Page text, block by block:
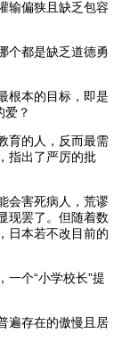
输偏狭且缺乏包容
个都是缺乏道德勇
根本的目标，即是
爱？
育的人，反而最需
指出了严厉的批
会害死病人，荒谬
现罢了。但随着数
日本若不改目前的
一个“小学校长”提
遍存在的傲慢且居